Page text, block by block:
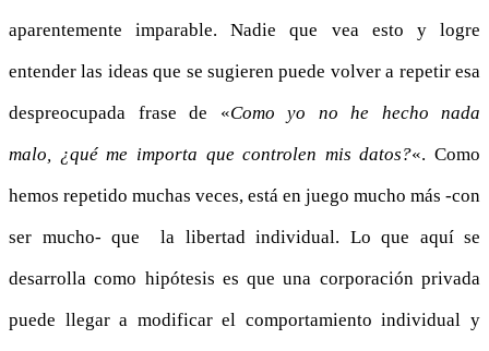
aparentemente imparable. Nadie que vea esto y logre
entender las ideas que se sugieren puede volver a repetir esa
despreocupada frase de «Como yo no he hecho nada
malo, ¿qué me importa que controlen mis datos?«. Como
hemos repetido muchas veces, está en juego mucho más -con
ser mucho- que la libertad individual. Lo que aquí se
desarrolla como hipótesis es que una corporación privada
puede llegar a modificar el comportamiento individual y